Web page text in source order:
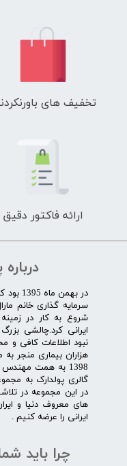
تخفیف های
ارائه فاکتور دقیق
در
سرمایه گذاری خانم
شروع به کار در زمینه
ایرانی کرد.چالشی
نبود اطلاعات کافی و
هزاران بیماری منجر
1398 به همت
گالری پولدارک به
در این مجموعه در
های معروف دنیا و
ایرانی را عرضه کنیم .​​​​​​​
چرا باید